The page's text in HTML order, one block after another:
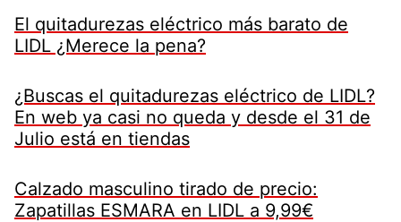
El quitadurezas eléctrico más barato de
LIDL ¿Merece la pena?
¿Buscas el quitadurezas eléctrico de LIDL?
En web ya casi no queda y desde el 31 de
Julio está en tiendas
Calzado masculino tirado de precio:
Zapatillas ESMARA en LIDL a 9,99€